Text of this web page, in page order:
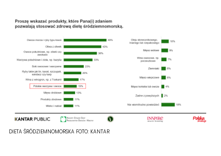
DIETA ŚRÓDZIEMNOMORSKA FOTO: KANTAR